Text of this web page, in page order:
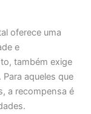
oferece uma
e
também exige
aqueles que
a recompensa é